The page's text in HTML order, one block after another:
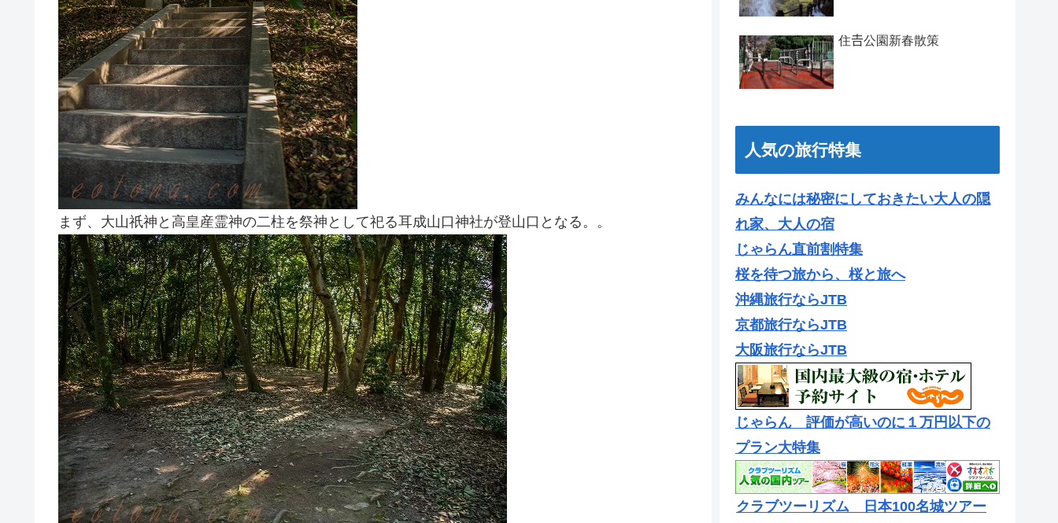
まず、大山祇神と高皇産霊神の二柱を祭神として祀る耳成山口神社が登山口となる。。
住𠮷公園新春散策
人気の旅行特集
みんなには秘密にしておきたい大人の隠
れ家、大人の宿
じゃらん直前割特集
桜を待つ旅から、桜と旅へ
沖縄旅行ならJTB
京都旅行ならJTB
大阪旅行ならJTB
じゃらん 評価が高いのに１万円以下の
プラン大特集
クラブツーリズム 日本100名城ツアー